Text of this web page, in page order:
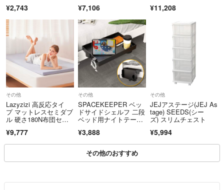
¥2,743 ¥7,106 ¥11,208
その他
Lazyzizi 高反応タイ
プ マットレスセミダブ
ル 硬さ180N布団セッ
¥9,777
その他
SPACEKEEPER ベッ
ドサイドシェルフ 二段
ベッド用ナイトテーブ
¥3,888
その他
JEJアステージ(JEJ As
tage) SEEDS(シー
ズ) スリムチェスト
¥5,994
その他のおすすめ